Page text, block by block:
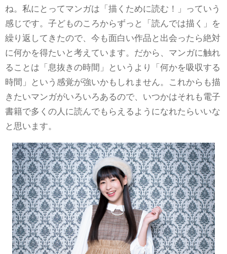
ね。私にとってマンガは「描くために読む！」っていう
感じです。子どものころからずっと「読んでは描く」を
繰り返してきたので、今も面白い作品と出会ったら絶対
に何かを得たいと考えています。だから、マンガに触れ
ることは「息抜きの時間」というより「何かを吸収する
時間」という感覚が強いかもしれません。これからも描
きたいマンガがいろいろあるので、いつかはそれも電子
書籍で多くの人に読んでもらえるようになれたらいいな
と思います。